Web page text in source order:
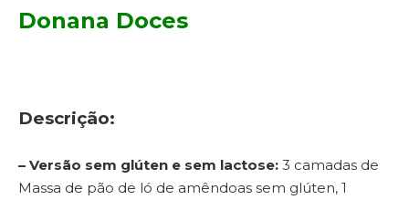
Donana Doces
Descrição:
– Versão sem glúten e sem lactose: 3 camadas de
Massa de pão de ló de amêndoas sem glúten, 1